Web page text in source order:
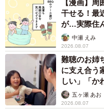
添え、きな粉の配合も違
代わりにシュワシュワパ
やコーラわらび餅を発売
したパインアメわらび餅
もその時代や嗜好にあっ
ですし、わらび餅に限ら
『ちょっと食べる』喜び
日々製造しています」と
【漫画】
干せる！最
が…実際住
中瀬 えみ
2026.08.07
難聴のお姉
に支え合う
しい」「か
五ヶ瀬 あお
2026.08.07